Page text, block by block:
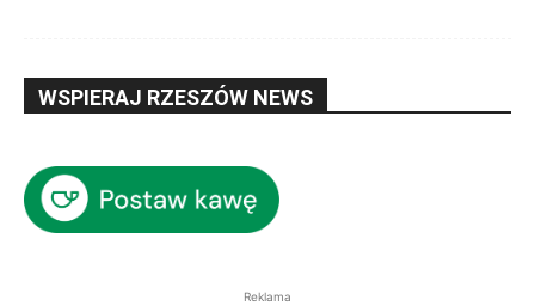
WSPIERAJ RZESZÓW NEWS
Reklama